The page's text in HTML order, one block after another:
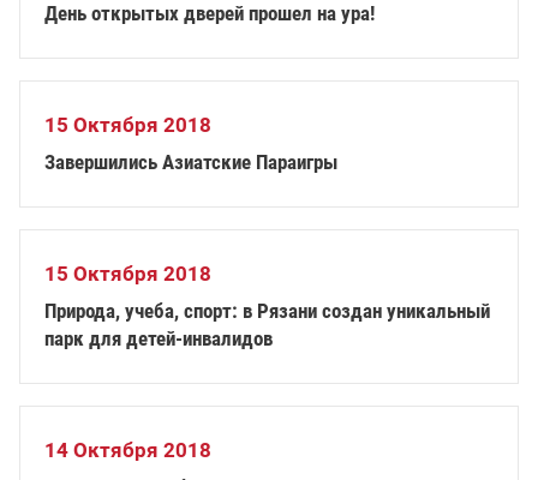
День открытых дверей прошел на ура!
15 Октября 2018
Завершились Азиатские Параигры
15 Октября 2018
Природа, учеба, спорт: в Рязани создан уникальный
парк для детей-инвалидов
14 Октября 2018